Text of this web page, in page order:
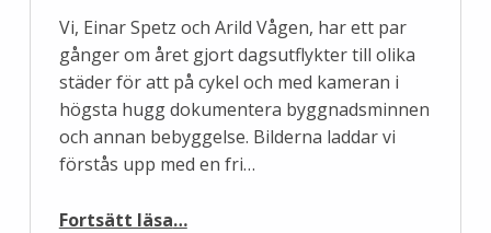
Vi, Einar Spetz och Arild Vågen, har ett par
gånger om året gjort dagsutflykter till olika
städer för att på cykel och med kameran i
högsta hugg dokumentera byggnadsminnen
och annan bebyggelse. Bilderna laddar vi
förstås upp med en fri…
Fortsätt läsa…